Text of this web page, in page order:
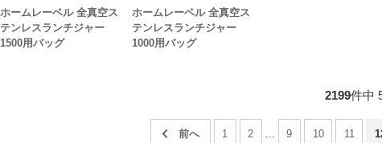
ホームレーベル 全真空ス
テンレスランチジャー
1500用バッグ
ホームレーベル 全真空ス
テンレスランチジャー
1000用バッグ
2199件中
1 2 ... 9 10 11